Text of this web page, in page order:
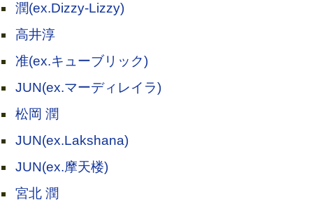
潤(ex.Dizzy-Lizzy)
高井淳
准(ex.キューブリック)
JUN(ex.マーディレイラ)
松岡 潤
JUN(ex.Lakshana)
JUN(ex.摩天楼)
宮北 潤